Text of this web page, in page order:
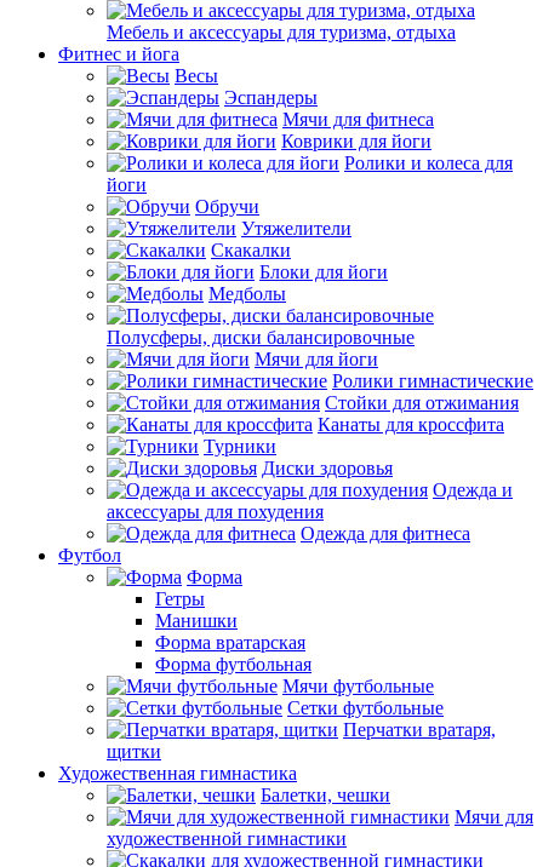
Мебель и аксессуары для туризма, отдыха
Фитнес и йога
Весы
Эспандеры
Мячи для фитнеса
Коврики для йоги
Ролики и колеса для
йоги
Обручи
Утяжелители
Скакалки
Блоки для йоги
Медболы
Полусферы, диски балансировочные
Мячи для йоги
Ролики гимнастические
Стойки для отжимания
Канаты для кроссфита
Турники
Диски здоровья
Одежда и
аксессуары для похудения
Одежда для фитнеса
Футбол
Форма
Гетры
Манишки
Форма вратарская
Форма футбольная
Мячи футбольные
Сетки футбольные
Перчатки вратаря,
щитки
Художественная гимнастика
Балетки, чешки
Мячи для
художественной гимнастики